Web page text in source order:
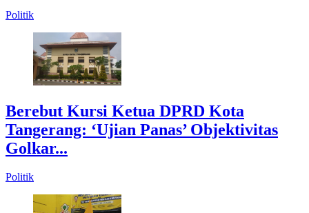
Politik
Berebut Kursi Ketua DPRD Kota
Tangerang: ‘Ujian Panas’ Objektivitas
Golkar...
Politik